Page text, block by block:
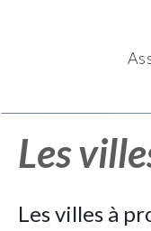
Les
Les villes à